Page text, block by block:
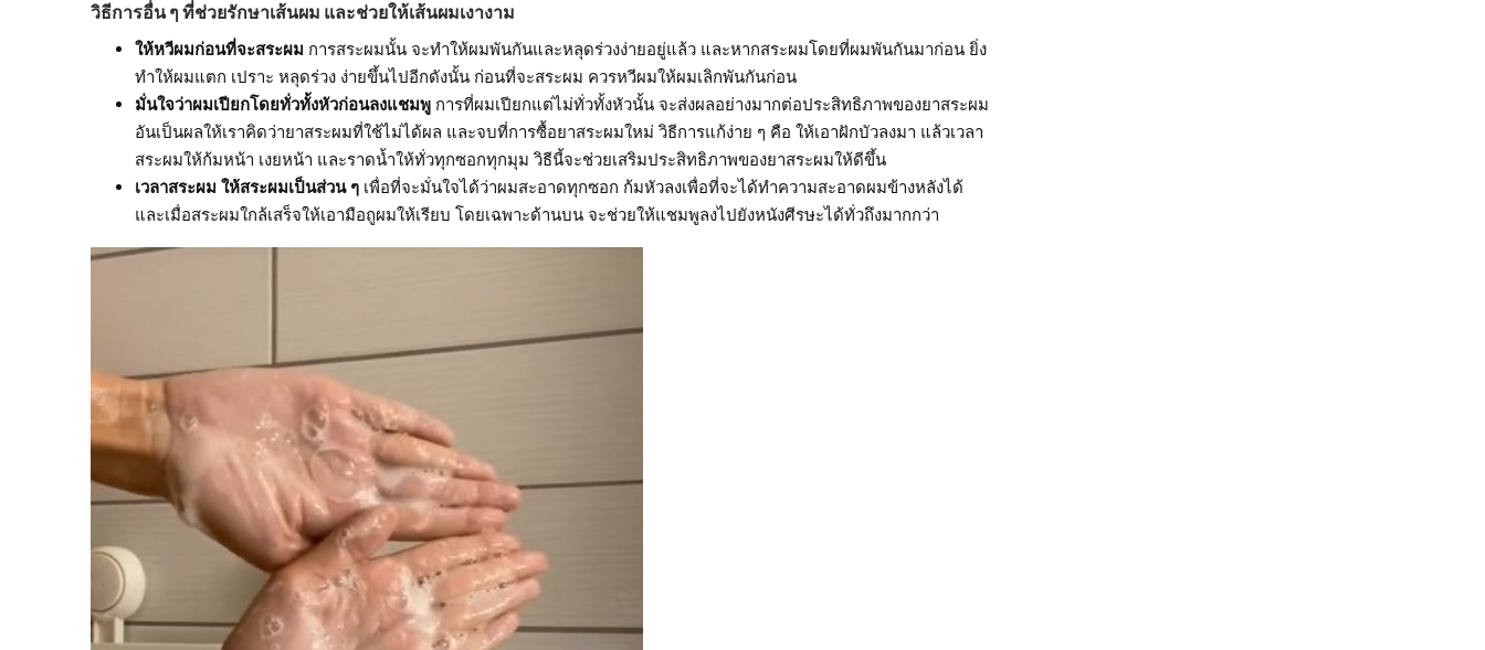
วิธีการอื่น ๆ ที่ช่วยรักษาเส้นผม และช่วยให้เส้นผมเงางาม
ให้หวีผมก่อนที่จะสระผม การสระผมนั้น จะทำให้ผมพันกันและหลุดร่วงง่ายอยู่แล้ว และหากสระผมโดยที่ผมพันกันมาก่อน ยิ่ง
ทำให้ผมแตก เปราะ หลุดร่วง ง่ายขึ้นไปอีกดังนั้น ก่อนที่จะสระผม ควรหวีผมให้ผมเลิกพันกันก่อน
มั่นใจว่าผมเปียกโดยทั่วทั้งหัวก่อนลงแชมพู การที่ผมเปียกแต่ไม่ทั่วทั้งหัวนั้น จะส่งผลอย่างมากต่อประสิทธิภาพของยาสระผม
อันเป็นผลให้เราคิดว่ายาสระผมที่ใช้ไม่ได้ผล และจบที่การซื้อยาสระผมใหม่ วิธีการแก้ง่าย ๆ คือ ให้เอาฝักบัวลงมา แล้วเวลา
สระผมให้ก้มหน้า เงยหน้า และราดน้ำให้ทั่วทุกซอกทุกมุม วิธีนี้จะช่วยเสริมประสิทธิภาพของยาสระผมให้ดีขึ้น
เวลาสระผม ให้สระผมเป็นส่วน ๆ เพื่อที่จะมั่นใจได้ว่าผมสะอาดทุกซอก ก้มหัวลงเพื่อที่จะได้ทำความสะอาดผมข้างหลังได้
และเมื่อสระผมใกล้เสร็จให้เอามือถูผมให้เรียบ โดยเฉพาะด้านบน จะช่วยให้แชมพูลงไปยังหนังศีรษะได้ทั่วถึงมากกว่า